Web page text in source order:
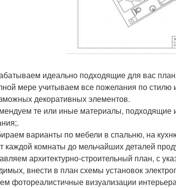
идеально подходящие для вас
мере учитываем все пожелания по стилю
декоративных элементов.
те или иные материалы,
варианты по мебели в спальню, на
каждой комнаты до мельчайших деталей
архитектурно-строительный план, с
внести в план схемы установок
фотореалистичные визуализации